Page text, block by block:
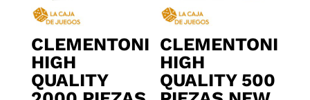
CLEMENTONI
HIGH
QUALITY
CLEMENTONI
HIGH
QUALITY 500